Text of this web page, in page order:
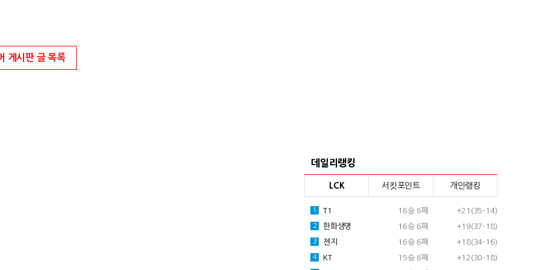
게시판 글 목록
데일리랭킹
LCK 서킷포인트 개인랭킹
1 T1 16승 6패 +21(35-14)
2 한화생명 16승 6패 +19(37-18)
3 젠지 16승 6패 +18(34-16)
4 KT 15승 6패 +12(30-18)